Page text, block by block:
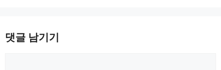
댓글 남기기